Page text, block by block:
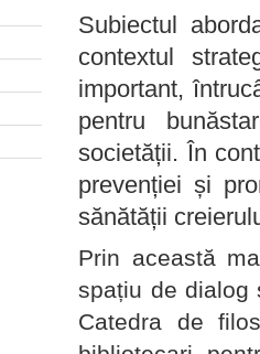
Subiectul
contextul
important,
pentru
societății. În
prevenției și
sănătății
Prin această
spațiu de dialog
Catedra de